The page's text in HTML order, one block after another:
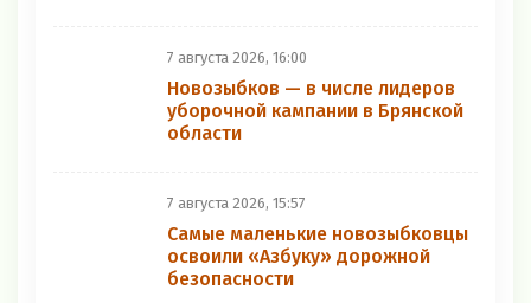
7 августа 2026, 16:00
Новозыбков — в числе лидеров
уборочной кампании в Брянской
области
7 августа 2026, 15:57
Самые маленькие новозыбковцы
освоили «Азбуку» дорожной
безопасности